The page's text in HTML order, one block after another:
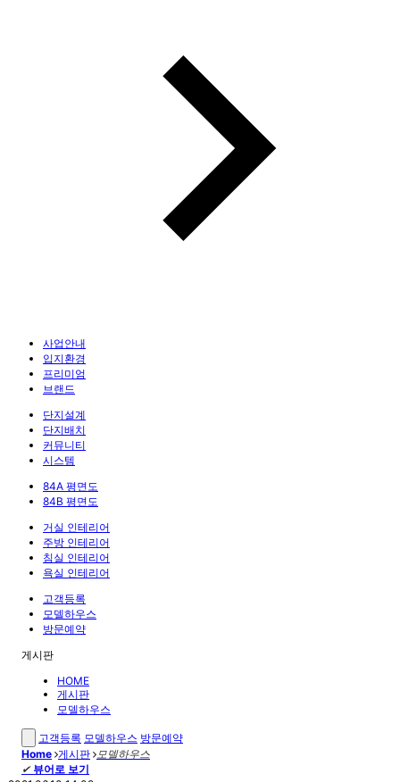
사업안내
입지환경
프리미엄
브랜드
단지설계
단지배치
커뮤니티
시스템
84A 평면도
84B 평면도
거실 인테리어
주방 인테리어
침실 인테리어
욕실 인테리어
고객등록
모델하우스
방문예약
게시판
HOME
게시판
모델하우스
고객등록 모델하우스 방문예약
Home 게시판 모델하우스
✔ 뷰어로 보기